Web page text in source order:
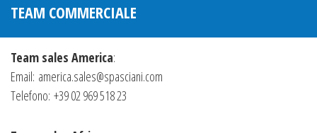
TEAM COMMERCIALE
Team sales America:
Email: america.sales@spasciani.com
Telefono: +39 02 969 518 23